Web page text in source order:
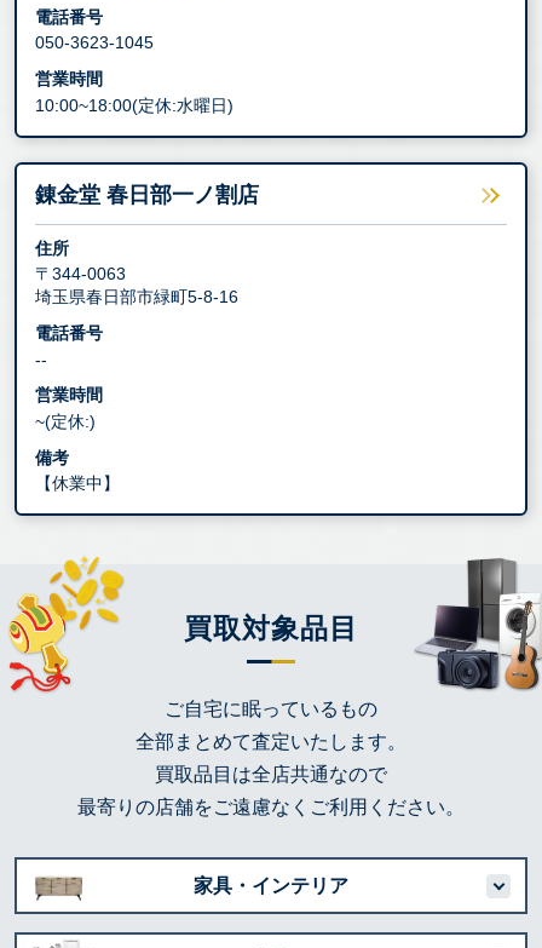
電話番号
050-3623-1045
営業時間
10:00~18:00(定休:水曜日)
錬金堂 春日部一ノ割店
住所
〒344-0063
埼玉県春日部市緑町5-8-16
電話番号
--
営業時間
~(定休:)
備考
【休業中】
買取対象品目
ご自宅に眠っているもの
全部まとめて査定いたします。
買取品目は全店共通なので
最寄りの店舗をご遠慮なくご利用ください。
家具・インテリア